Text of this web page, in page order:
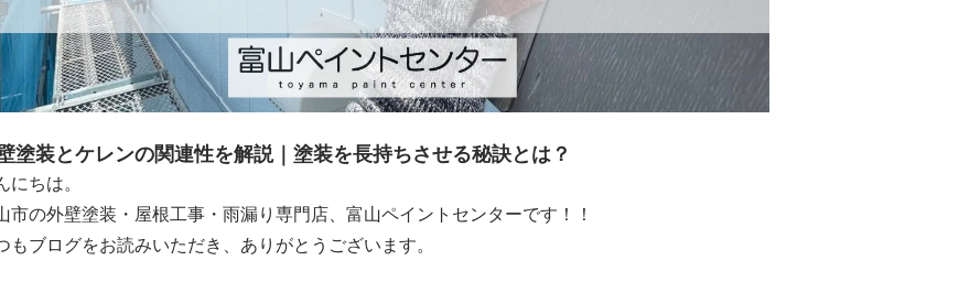
塗装とケレンの関連性を解説｜塗装を長持ちさせる秘訣とは？
にちは。
市の外壁塗装・屋根工事・雨漏り専門店、富山ペイントセンターです！！
もブログをお読みいただき、ありがとうございます。